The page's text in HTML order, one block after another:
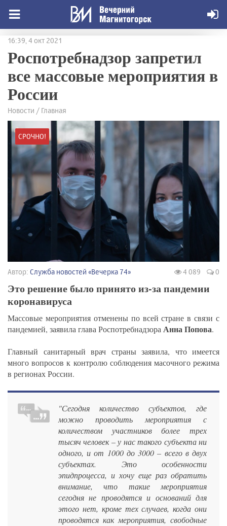
16:39, 4 окт 2021
Роспотребнадзор запретил
все массовые мероприятия в
России
Новости / Главная
СРОЧНО!
Автор: Служба новостей «Вечерка 74» 4 089 0
Это решение было принято из-за пандемии
коронавируса
Массовые мероприятия отменены по всей стране в связи с
пандемией, заявила глава РоспотребнадзораАнна Попова.
Главный санитарный врач страны заявила, что имеется
много вопросов к контролю соблюдения масочного режима
в регионах России.
"Сегодня количество субъектов, где
можно проводить мероприятия с
количеством участников более трех
тысяч человек – у нас такого субъекта ни
одного, и от 1000 до 3000 – всего в двух
субъектах. Это особенности
эпидпроцесса, и хочу еще раз обратить
внимание, что такие мероприятия
сегодня не проводятся и оснований для
этого нет, кроме тех случаев, когда они
проводятся как мероприятия, свободные